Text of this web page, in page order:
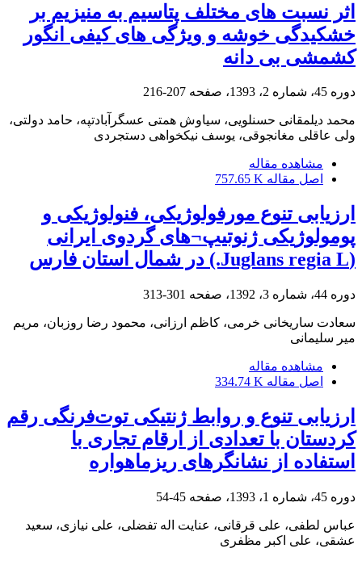
اثر نسبت‏ های مختلف پتاسیم به منیزیم بر
خشکیدگی خوشه و ویژگی‏ های کیفی انگور
کشمشی بی‏ دانه
دوره 45، شماره 2، 1393، صفحه 207-216
محمد دیلمقانی حسنلویی، سیاوش همتی عسگرآبادتپه، حامد دولتی،
ولی عاقلی مغانجوقی، یوسف نیکخواهی دستجردی
مشاهده مقاله
اصل مقاله 757.65 K
ارزیابی تنوع مورفولوژیکی، فنولوژیکی و
پومولوژیکی ژنوتیپ¬های گردوی ایرانی
(Juglans regia L.) در شمال استان فارس
دوره 44، شماره 3، 1392، صفحه 301-313
سعادت ساریخانی خرمی، کاظم ارزانی، محمود رضا روزبان، مریم
میر سلیمانی
مشاهده مقاله
اصل مقاله 334.74 K
ارزیابی تنوع و روابط ژنتیکی توت‌فرنگی رقم
کردستان با تعدادی از ارقام تجاری‌ با
استفاده از نشانگرهای ریز‏ماهواره
دوره 45، شماره 1، 1393، صفحه 45-54
عباس لطفی، علی قرقانی، عنایت اله تفضلی، علی نیازی، سعید
عشقی، علی اکبر مظفری